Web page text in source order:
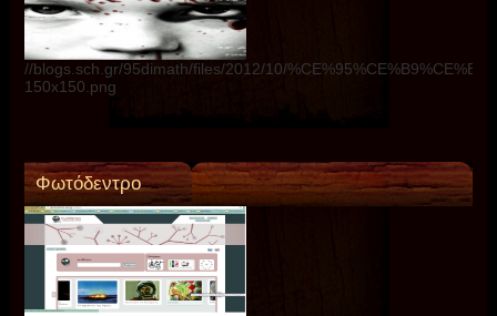
//blogs.sch.gr/95dimath/files/2012/10/
150x150.png
Φωτόδεντρο